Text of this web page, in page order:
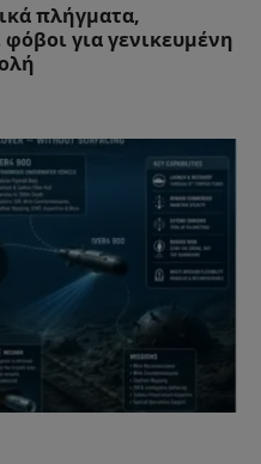
πλήγματα,
για γενικευμένη